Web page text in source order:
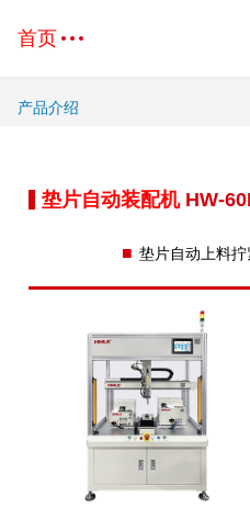
首页
产品介绍
垫片自动装配机 HW-
■ 垫片自动上料